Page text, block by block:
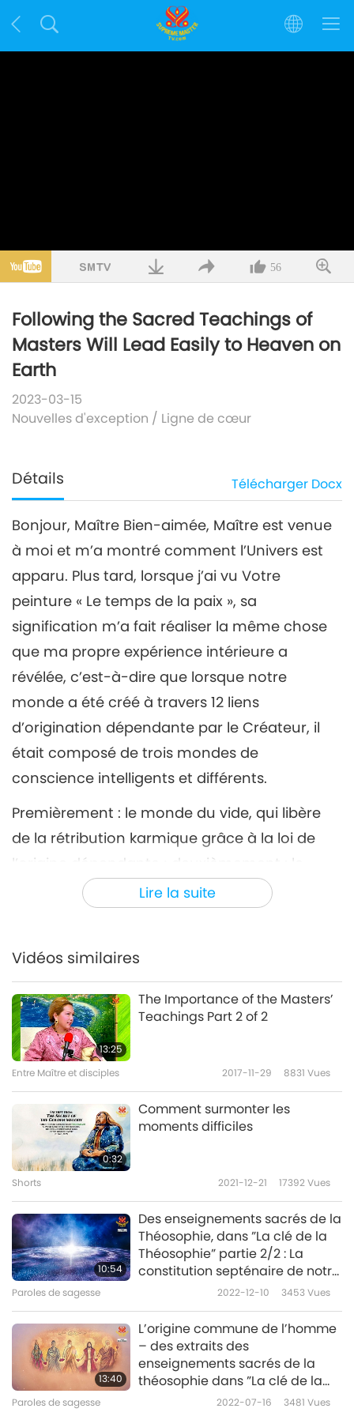
56
Following the Sacred Teachings of
Masters Will Lead Easily to Heaven on
Earth
2023-03-15
Nouvelles d'exception / Ligne de cœur
Détails Télécharger Docx
Lire la suite
Bonjour, Maître Bien-aimée, Maître est venue
à moi et m’a montré comment l’Univers est
apparu. Plus tard, lorsque j’ai vu Votre
peinture « Le temps de la paix », sa
signification m’a fait réaliser la même chose
que ma propre expérience intérieure a
révélée, c’est-à-dire que lorsque notre
monde a été créé à travers 12 liens
d’origination dépendante par le Créateur, il
était composé de trois mondes de
conscience intelligents et différents.
Premièrement : le monde du vide, qui libère
de la rétribution karmique grâce à la loi de
l’origine dépendante ; deuxièmement : le
monde spirituel, où s’applique la loi du karma
« On récolte ce qu’on sème » ; troisièmement :
nature, les forts triomphent des faibles.
J’ai vu comment la Terre, composée de cinq
éléments, à savoir le nombre physique, la
forme, l’action, le son et la lumière, a été
créée, et sur notre Terre, des mondes de huit
niveaux de conscience existent. Les êtres
humains, capables de réaliser les lois du
monde intelligent, passent par le chemin de
huit ères de développement conscient, de la
conscience ignorante et obscure à l’ère de
l’illumination parfaite à la vitesse d’un million
de lumières de la conscience spirituelle.
Aujourd’hui, nous passons de la quatrième à
la cinquième ère. Ceci Vous a été envoyé par
Gengis Khan, l’une de Vos précédentes
réincarnations, dans deux livres secrets
intitulés « L’histoire secrète des Mongols » et
Vidéos similaires
13:25
The Importance of the Masters’
Teachings Part 2 of 2
Entre Maître et disciples 2017-11-29 8831 Vues
0:32
Comment surmonter les
moments difficiles
Shorts 2021-12-21 17392Vues
10:54
Des enseignements sacrés de la
Théosophie, dans ”La clé de la
Théosophie” partie 2/2 : La
constitution septénaire de notre
Paroles de sagesse 2022-12-10 3453Vues
13:40
L’origine commune de l’homme
– des extraits des
enseignements sacrés de la
théosophie dans ”La clé de la
théosophie” partie 2/2
Paroles de sagesse 2022-07-16 3481 Vues